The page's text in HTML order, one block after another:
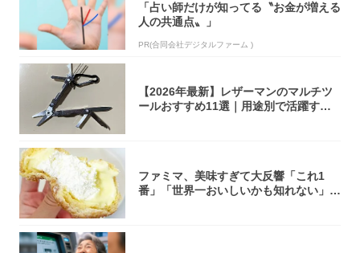
「占い師だけが知ってる〝お金が増える
人の共通点〟」
PR(合同会社デジタルファーム )
【2026年最新】レザーマンのマルチツ
ールおすすめ11選｜用途別で活躍する
ファミマ、美味すぎて大反響「これ1
番」「世界一おいしいかも知れない」